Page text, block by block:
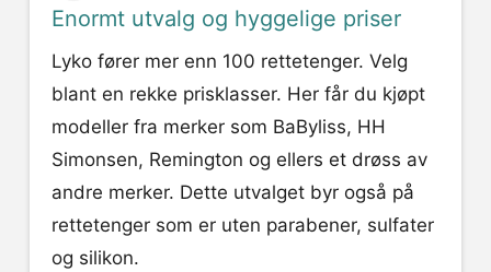
Enormt utvalg og hyggelige priser
Lyko fører mer enn 100 rettetenger. Velg
blant en rekke prisklasser. Her får du kjøpt
modeller fra merker som BaByliss, HH
Simonsen, Remington og ellers et drøss av
andre merker. Dette utvalget byr også på
rettetenger som er uten parabener, sulfater
og silikon.